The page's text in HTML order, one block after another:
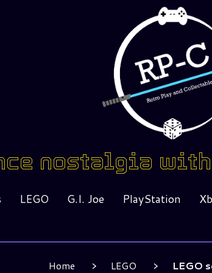
nostalgia
LEGO G.I. Joe PlayStation
Home LEGO LEGO